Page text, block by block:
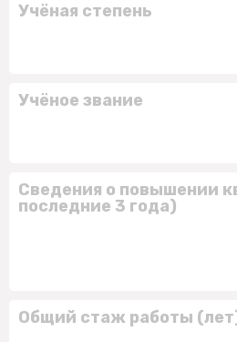
Учёная степень
Учёное звание
Сведения о повышении
последние 3 года)
Общий стаж работы